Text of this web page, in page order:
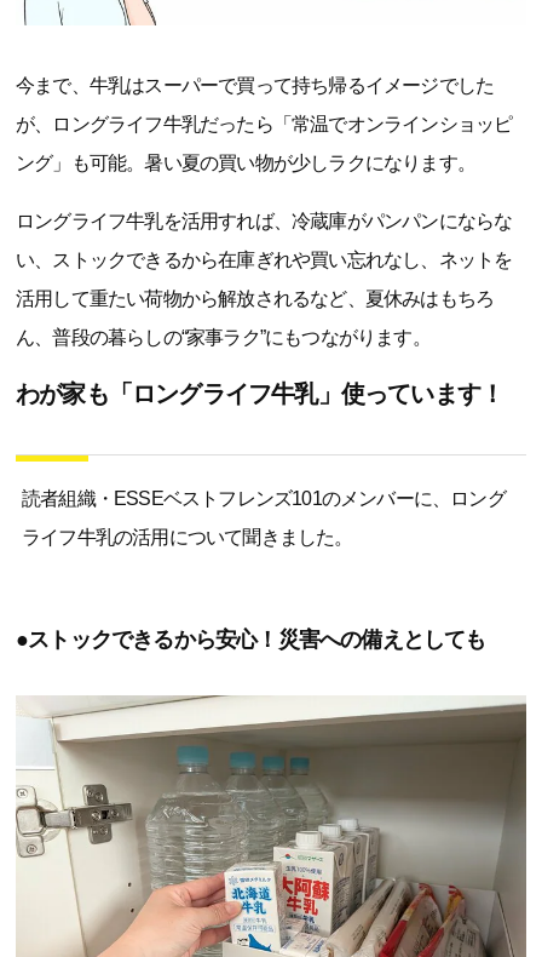
今まで、牛乳はスーパーで買って持ち帰るイメージでした
が、ロングライフ牛乳だったら「常温でオンラインショッピ
ング」も可能。暑い夏の買い物が少しラクになります。
ロングライフ牛乳を活用すれば、冷蔵庫がパンパンにならな
い、ストックできるから在庫ぎれや買い忘れなし、ネットを
活用して重たい荷物から解放されるなど、夏休みはもちろ
ん、普段の暮らしの“家事ラク”にもつながります。
わが家も「ロングライフ牛乳」使っています！
読者組織・ESSEベストフレンズ101のメンバーに、ロング
ライフ牛乳の活用について聞きました。
●ストックできるから安心！災害への備えとしても